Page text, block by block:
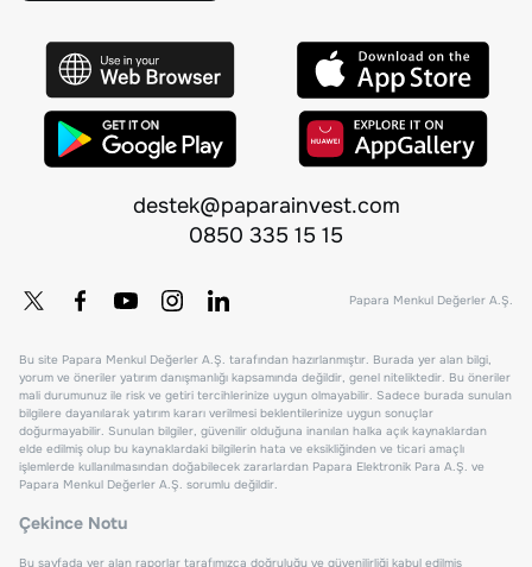
destek@paparainvest.com
0850 335 15 15
Papara Menkul Değerler A.Ş.
Bu site Papara Menkul Değerler A.Ş. tarafından hazırlanmıştır. Burada yer alan bilgi,
yorum ve öneriler yatırım danışmanlığı kapsamında değildir, genel niteliktedir. Bu öneriler
mali durumunuz ile risk ve getiri tercihlerinize uygun olmayabilir. Sadece burada sunulan
bilgilere dayanılarak yatırım kararı verilmesi beklentilerinize uygun sonuçlar
doğurmayabilir. Sunulan bilgiler, güvenilir olduğuna inanılan halka açık kaynaklardan
elde edilmiş olup bu kaynaklardaki bilgilerin hata ve eksikliğinden ve ticari amaçlı
işlemlerde kullanılmasından doğabilecek zararlardan Papara Elektronik Para A.Ş. ve
Papara Menkul Değerler A.Ş. sorumlu değildir.
Çekince Notu
Bu sayfada yer alan raporlar tarafımızca doğruluğu ve güvenilirliği kabul edilmiş